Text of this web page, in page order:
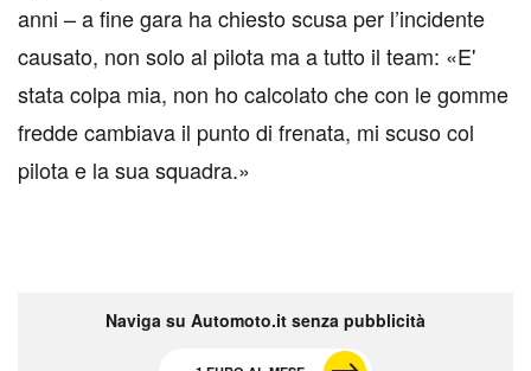
anni – a fine gara ha chiesto scusa per l’incidente
causato, non solo al pilota ma a tutto il team: «E'
stata colpa mia, non ho calcolato che con le gomme
fredde cambiava il punto di frenata, mi scuso col
pilota e la sua squadra.»
Naviga su Automoto.it senza pubblicità